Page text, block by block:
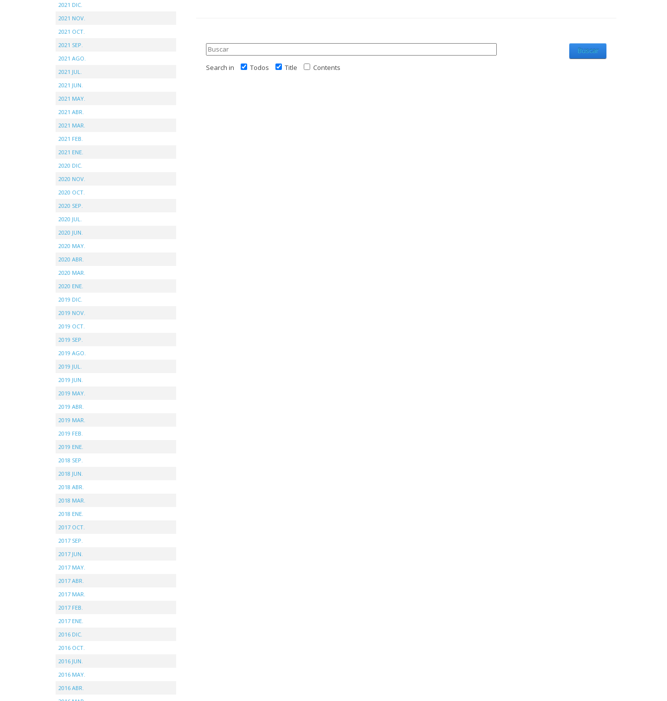
Buscar
Search in
Todos Title Contents
2021 DIC.
2021 NOV.
2021 OCT.
2021 SEP.
2021 AGO.
2021 JUL.
2021 JUN.
2021 MAY.
2021 ABR.
2021 MAR.
2021 FEB.
2021 ENE.
2020 DIC.
2020 NOV.
2020 OCT.
2020 SEP.
2020 JUL.
2020 JUN.
2020 MAY.
2020 ABR.
2020 MAR.
2020 ENE.
2019 DIC.
2019 NOV.
2019 OCT.
2019 SEP.
2019 AGO.
2019 JUL.
2019 JUN.
2019 MAY.
2019 ABR.
2019 MAR.
2019 FEB.
2019 ENE.
2018 SEP.
2018 JUN.
2018 ABR.
2018 MAR.
2018 ENE.
2017 OCT.
2017 SEP.
2017 JUN.
2017 MAY.
2017 ABR.
2017 MAR.
2017 FEB.
2017 ENE.
2016 DIC.
2016 OCT.
2016 JUN.
2016 MAY.
2016 ABR.